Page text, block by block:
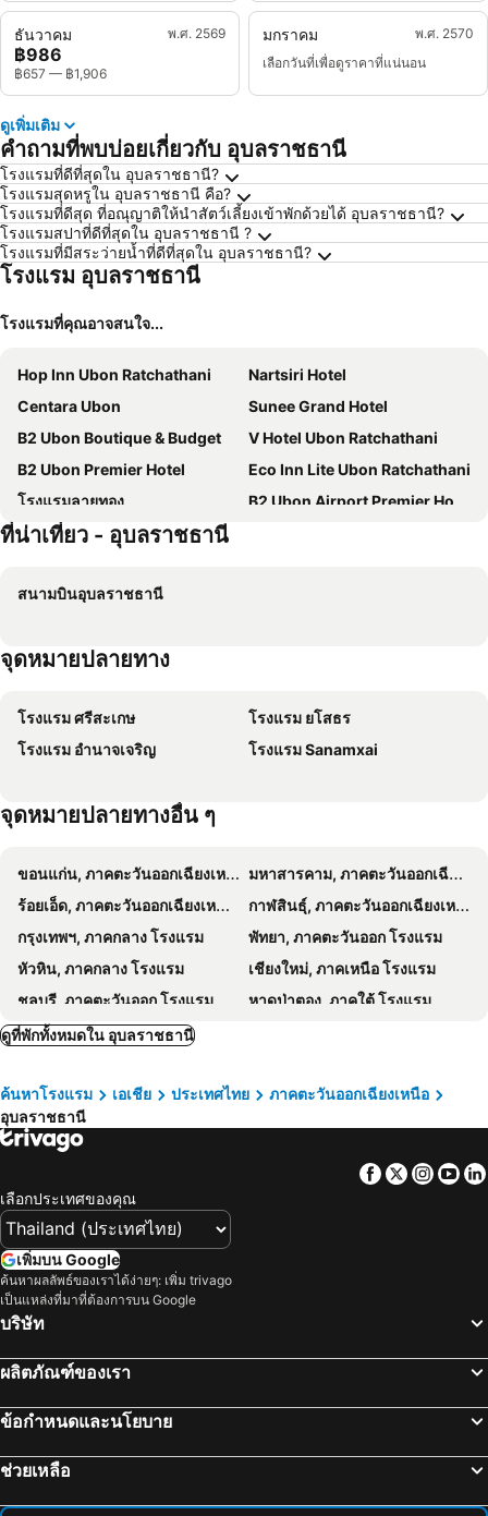
ธันวาคม พ.ศ. 2569
฿986
฿657 — ฿1,906
มกราคม
พ.ศ. 2570
เลือกวันที่เพื่อดูราคาที่แน่นอน
ดูเพิ่มเติม
คำถามที่พบบ่อยเกี่ยวกับ อุบลราชธานี
โรงแรมที่ดีที่สุดใน อุบลราชธานี?
โรงแรมสุดหรูใน อุบลราชธานี คือ?
โรงแรมที่ดีสุด ที่อณุญาติให้นำสัตว์เลี้ยงเข้าพักด้วยได้ อุบลราชธานี?
โรงแรมสปาที่ดีที่สุดใน อุบลราชธานี ?
โรงแรมที่มีสระว่ายน้ำที่ดีที่สุดใน อุบลราชธานี?
โรงแรม อุบลราชธานี
โรงแรมที่คุณอาจสนใจ...
Hop Inn Ubon Ratchathani
Nartsiri Hotel
Centara Ubon
Sunee Grand Hotel
B2 Ubon Boutique & Budget
V Hotel Ubon Ratchathani
B2 Ubon Premier Hotel
Eco Inn Lite Ubon Ratchathani
โรงแรมลายทอง
B2 Ubon Airport Premier Hotel
Unya Hotel Ubon - โรงเเรมอัญญาอุบล
The Nine Mansion
Pen Ta Hug Hotel
Baan Suan Khun Ta and Golf Resort
ที 3 เฮาส์
Better Place Hotel
กิจตรงวิลล์ รีสอร์ท Kittrongvill
Tohsang Heritage Ubon Ratchathani Hotel
Luck Esan Loft
Waen Petch Place
Ubonburi
Phadaeng Hotel
Nakara Hotel, Ubon Ratchathani
Jatuporn Mansion
Farmesland Resort & Spa
Wish Hotel Ubon
Chatsuree Mansion
The Loft Room Ubon
ดุสิตตา ปาร์ควิว โฮเต็ล
Bordin Hotel
เดอะ บลิส อุบล
Future Place Mansion Ubon
โม โด ออง เพลส
ทวีสุข แกรนด์ แมนชั่น
Wish Resident Ubonratchathani
ที่น่าเที่ยว - อุบลราชธานี
สนามบินอุบลราชธานี
จุดหมายปลายทาง
โรงแรม ศรีสะเกษ
โรงแรม ยโสธร
โรงแรม อำนาจเจริญ
โรงแรม Sanamxai
จุดหมายปลายทางอื่น ๆ
ขอนแก่น, ภาคตะวันออกเฉียงเหนือ โรงแรม
มหาสารคาม, ภาคตะวันออกเฉียงเหนือ โรงแรม
ร้อยเอ็ด, ภาคตะวันออกเฉียงเหนือ โรงแรม
กาฬสินธุ์, ภาคตะวันออกเฉียงเหนือ โรงแรม
กรุงเทพฯ, ภาคกลาง โรงแรม
พัทยา, ภาคตะวันออก โรงแรม
หัวหิน, ภาคกลาง โรงแรม
เชียงใหม่, ภาคเหนือ โรงแรม
ชลบุรี, ภาคตะวันออก โรงแรม
หาดป่าตอง, ภาคใต้ โรงแรม
ระยอง, ภาคตะวันออก โรงแรม
ดูที่พักทั้งหมดใน อุบลราชธานี
ค้นหาโรงแรม เอเชีย ประเทศไทย
ภาคตะวันออกเฉียงเหนือ
อุบลราชธานี
Facebook
Twitter
เลือกประเทศของคุณ
เพิ่มบน Google
ค้นหาผลลัพธ์ของเราได้ง่ายๆ: เพิ่ม trivago
เป็นแหล่งที่มาที่ต้องการบน Google
บริษัท
ผลิตภัณฑ์ของเรา
ข้อกำหนดและนโยบาย
ช่วยเหลือ